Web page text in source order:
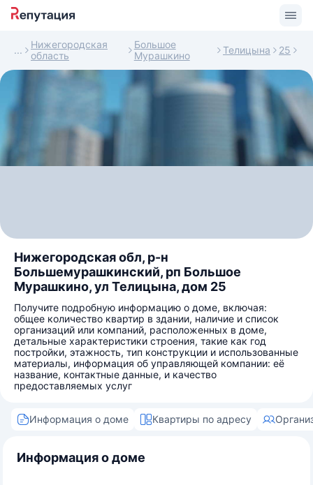
Нижегородская
область
Большое
Мурашкино
Телицына 25
Нижегородская обл, р-н
Большемурашкинский, рп Большое
Мурашкино, ул Телицына, дом 25
Получите подробную информацию о доме, включая:
общее количество квартир в здании, наличие и список
организаций или компаний, расположенных в доме,
детальные характеристики строения, такие как год
постройки, этажность, тип конструкции и использованные
материалы, информация об управляющей компании: её
название, контактные данные, и качество
предоставляемых услуг
Информация о доме Квартиры по адресу
Информация о доме